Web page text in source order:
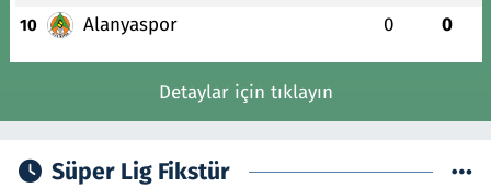
10 Alanyaspor 0 0
Detaylar için tıklayın
Süper Lig Fikstür